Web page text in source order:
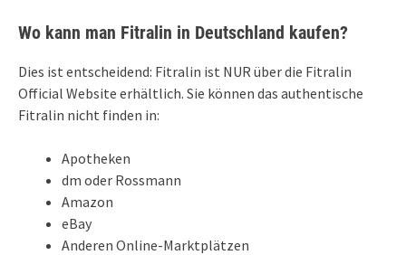
Wo kann man Fitralin in Deutschland kaufen?
Dies ist entscheidend: Fitralin ist NUR über die Fitralin
Official Website erhältlich. Sie können das authentische
Fitralin nicht finden in:
Apotheken
dm oder Rossmann
Amazon
eBay
Anderen Online-Marktplätzen